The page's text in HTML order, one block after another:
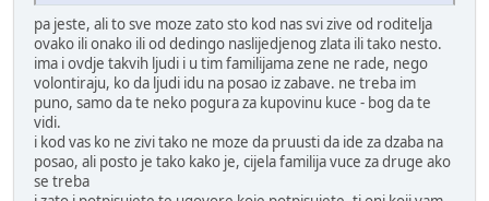
pa jeste, ali to sve moze zato sto kod nas svi zive od roditelja
ovako ili onako ili od dedingo naslijedjenog zlata ili tako nesto.
ima i ovdje takvih ljudi i u tim familijama zene ne rade, nego
volontiraju, ko da ljudi idu na posao iz zabave. ne treba im
puno, samo da te neko pogura za kupovinu kuce - bog da te
vidi.
i kod vas ko ne zivi tako ne moze da pruusti da ide za dzaba na
posao, ali posto je tako kako je, cijela familija vuce za druge ako
se treba